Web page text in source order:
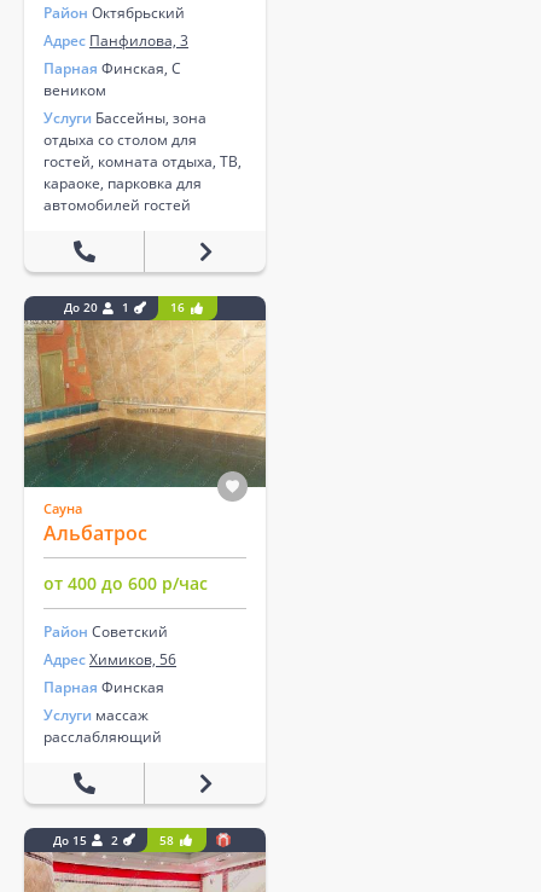
Район Октябрьский
Адрес Панфилова, 3
Парная Финская, С
веником
Услуги Бассейны, зона
отдыха со столом для
гостей, комната отдыха, ТВ,
караоке, парковка для
автомобилей гостей
До 20 1 16
Сауна
Альбатрос
от 400 до 600 р/час
Район Советский
АдресХимиков, 56
Парная Финская
Услуги массаж
расслабляющий
До 15 2 58